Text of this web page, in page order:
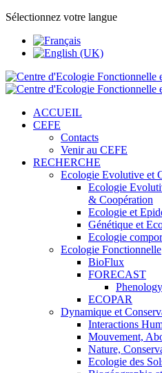
Sélectionnez votre langue
ACCUEIL
CEFE
Contacts
Venir au CEFE
RECHERCHE
Ecologie Evolutive et
Ecologie
& Coopération
Ecologie et
Génétique et
Ecologie
Ecologie Fonctionnelle
BioFlux
FORECAST
ECOPAR
Dynamique et
Interactions
Mouvement,
Nature,
Ecologie des